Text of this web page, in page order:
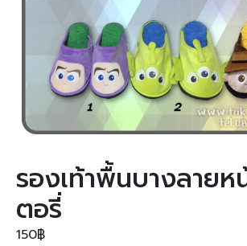
รองเท้าพื้นบางลาย
ตอรี่
150฿